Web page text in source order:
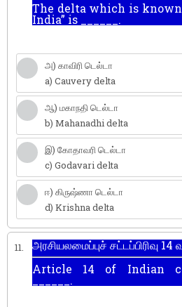
The delta which is known
India” is ______.
அ) காவிரி டெல்டா
a) Cauvery delta
ஆ) மகாநதி டெல்டா
b) Mahanadhi delta
இ) கோதாவரி டெல்டா
c) Godavari delta
ஈ) கிருஷ்ணா டெல்டா
d) Krishna delta
11.
அரசியலமைப்புச் சட்டப்பிரிவு 14
Article 14 of Indian
______.